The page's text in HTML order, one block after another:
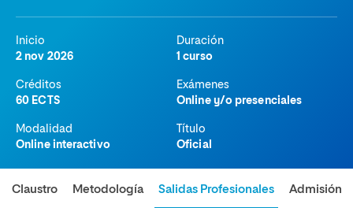
Inicio
2 nov 2026
Duración
1 curso
Créditos
60 ECTS
Exámenes
Online y/o presenciales
Modalidad
Online interactivo
Título
Oficial
Claustro Metodología Salidas Profesionales Admisión